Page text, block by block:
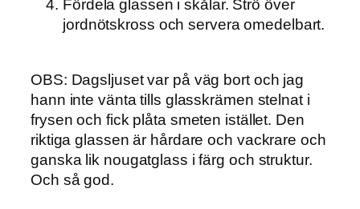
Fördela glassen i skålar. Strö över
jordnötskross och servera omedelbart.
OBS: Dagsljuset var på väg bort och jag
hann inte vänta tills glasskrämen stelnat i
frysen och fick plåta smeten istället. Den
riktiga glassen är hårdare och vackrare och
ganska lik nougatglass i färg och struktur.
Och så god.